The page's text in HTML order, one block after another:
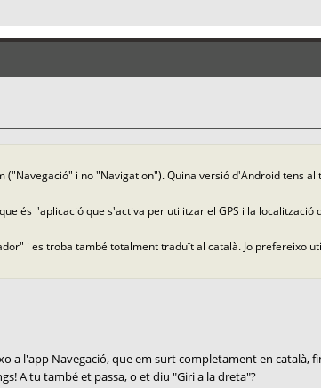
i no "Navigation"). Quina versió d'Android tens al
és l'aplicació que s'activa per utilitzar el GPS i la localització
i es troba també totalment traduït al català. Jo prefereixo
a l'app Navegació, que em surt completament en català,
A tu també et passa, o et diu "Giri a la dreta"?